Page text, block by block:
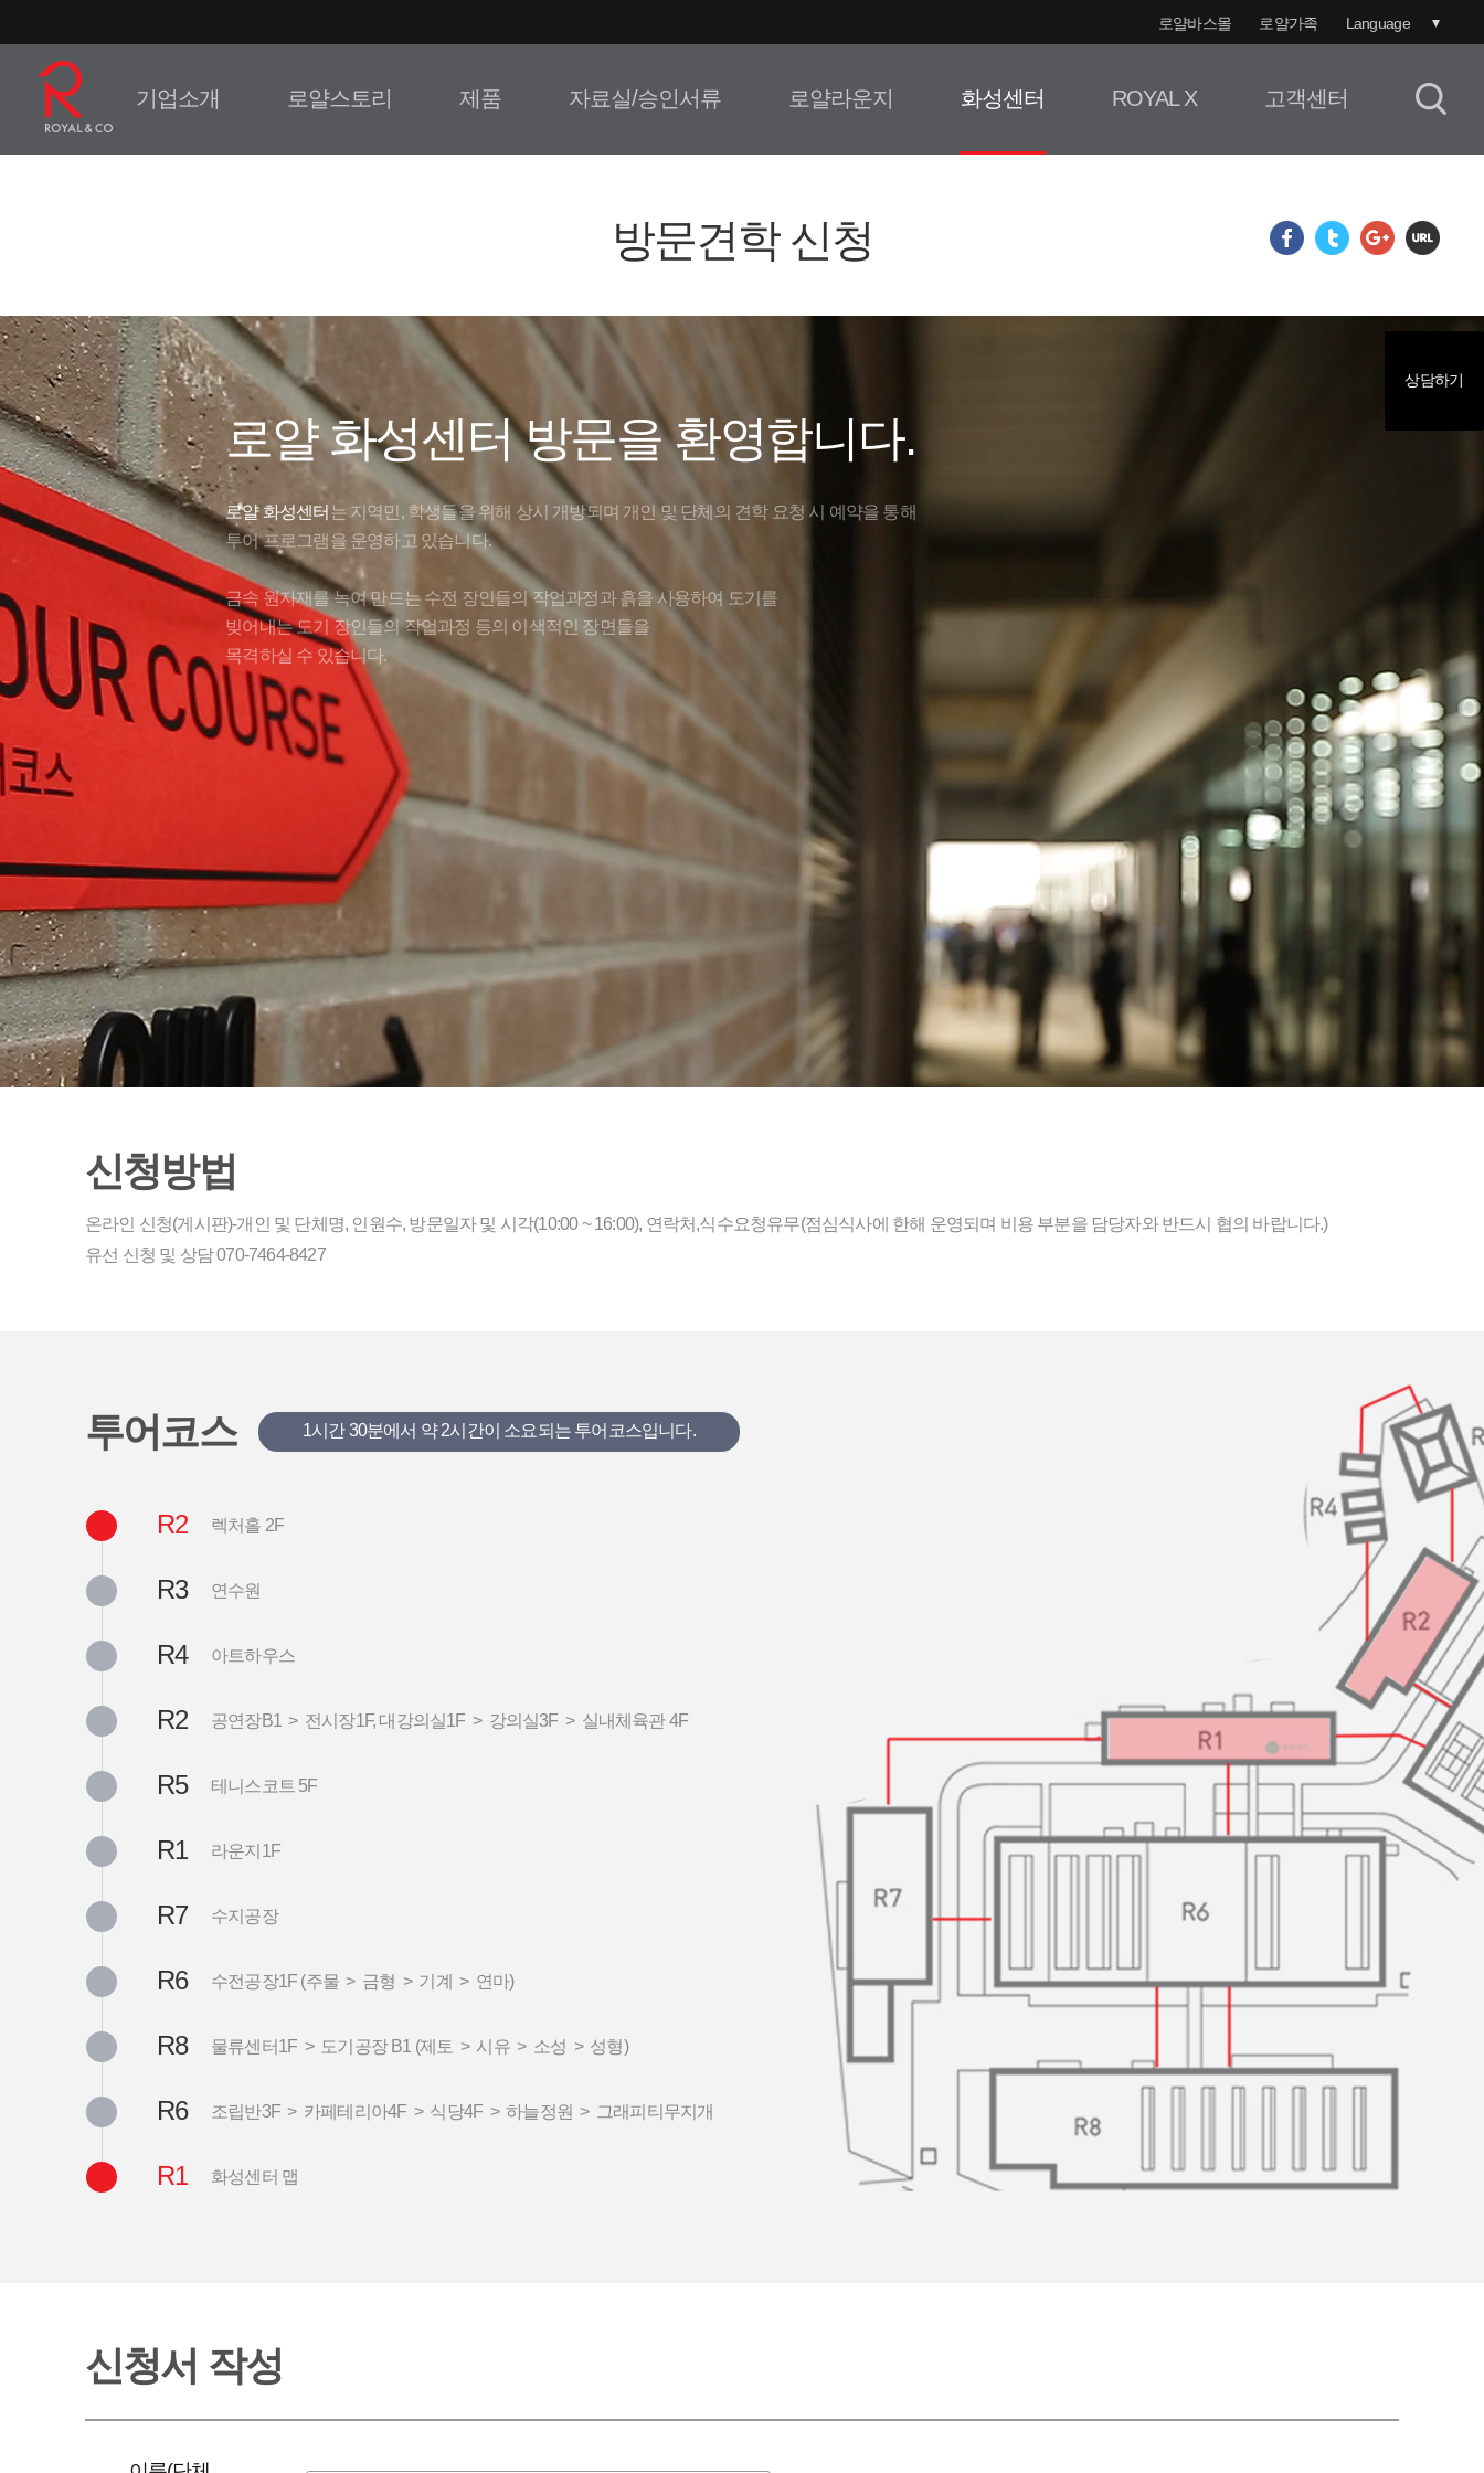
로얄바스몰 로얄가족 Language
기업소개 로얄스토리 제품 자료실/승인서류 로얄라운지 화성센터 ROYAL X 고객센터
상담하기
방문견학 신청
로얄 화성센터방문을 환영합니다.
로얄 화성센터 는 지역민, 학생들을 위해 상시 개방되며 개인 및 단체의 견학 요청 시 예약을 통해
투어 프로그램을 운영하고 있습니다.
금속 원자재를 녹여 만드는 수전 장인들의 작업과정과 흙을 사용하여 도기를
빚어내는 도기 장인들의 작업과정 등의 이색적인 장면들을
목격하실 수 있습니다.
신청방법
온라인 신청(게시판)-개인 및 단체명, 인원수, 방문일자 및 시각(10:00 ~ 16:00), 연락처,식수요청유무(점심식사에 한해 운영되며 비용 부분을 담당자와 반드시 협의 바랍니다.)
유선 신청 및 상담 070-7464-8427
투어코스 1시간 30분에서 약 2시간이 소요되는 투어코스입니다.
R2 렉처홀 2F
R3 연수원
R4 아트하우스
R2 공연장B1 > 전시장1F, 대강의실1F > 강의실3F > 실내체육관 4F
R5 테니스코트 5F
R1 라운지1F
R7 수지공장
R6 수전공장1F (주물 > 금형 > 기계 > 연마)
R8 물류센터1F > 도기공장 B1 (제토 > 시유 > 소성 > 성형)
R6 조립반3F > 카페테리아4F > 식당4F > 하늘정원 > 그래피티무지개
R1 화성센터 맵
신청서 작성